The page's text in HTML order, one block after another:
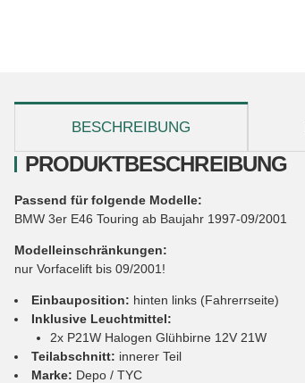
BESCHREIBUNG
PRODUKTBESCHREIBUNG
Passend für folgende Modelle:
BMW 3er E46 Touring ab Baujahr 1997-09/2001
Modelleinschränkungen:
nur Vorfacelift bis 09/2001!
Einbauposition: hinten links (Fahrerrseite)
Inklusive Leuchtmittel:
2x P21W Halogen Glühbirne 12V 21W
Teilabschnitt: innerer Teil
Marke: Depo / TYC